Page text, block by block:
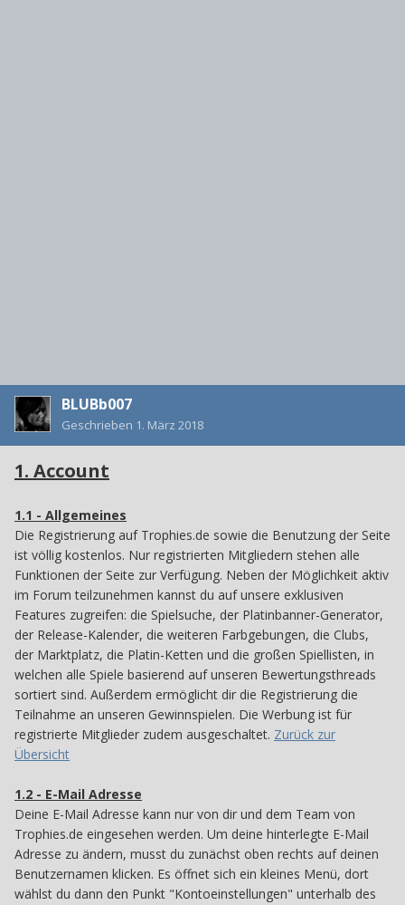
BLUBb007
Geschrieben 1. März 2018
1. Account
1.1 - Allgemeines
Die Registrierung auf Trophies.de sowie die Benutzung der Seite
ist völlig kostenlos. Nur registrierten Mitgliedern stehen alle
Funktionen der Seite zur Verfügung. Neben der Möglichkeit aktiv
im Forum teilzunehmen kannst du auf unsere exklusiven
Features zugreifen: die Spielsuche, der Platinbanner-Generator,
der Release-Kalender, die weiteren Farbgebungen, die Clubs,
der Marktplatz, die Platin-Ketten und die großen Spiellisten, in
welchen alle Spiele basierend auf unseren Bewertungsthreads
sortiert sind. Außerdem ermöglicht dir die Registrierung die
Teilnahme an unseren Gewinnspielen. Die Werbung ist für
registrierte Mitglieder zudem ausgeschaltet. Zurück zur
Übersicht
1.2 - E-Mail Adresse
Deine E-Mail Adresse kann nur von dir und dem Team von
Trophies.de eingesehen werden. Um deine hinterlegte E-Mail
Adresse zu ändern, musst du zunächst oben rechts auf deinen
Benutzernamen klicken. Es öffnet sich ein kleines Menü, dort
wählst du dann den Punkt "Kontoeinstellungen" unterhalb des